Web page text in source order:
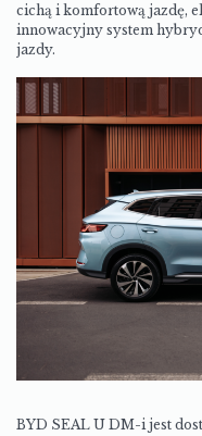
cichą i komfortową jazdę,
innowacyjny system
jazdy.
BYD SEAL U DM-i jest